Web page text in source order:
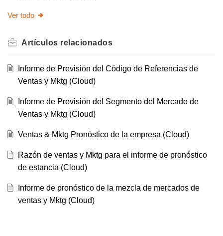
Ver todo
Artículos relacionados
Informe de Previsión del Código de Referencias de
Ventas y Mktg (Cloud)
Informe de Previsión del Segmento del Mercado de
Ventas y Mktg (Cloud)
Ventas & Mktg Pronóstico de la empresa (Cloud)
Razón de ventas y Mktg para el informe de pronóstico
de estancia (Cloud)
Informe de pronóstico de la mezcla de mercados de
ventas y Mktg (Cloud)